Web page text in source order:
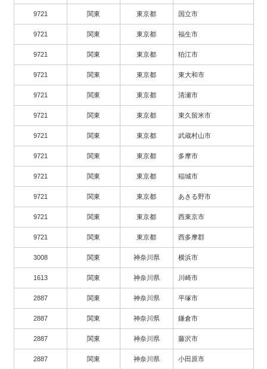
9721 関東 東京都 国立市
9721 関東 東京都 福生市
9721 関東 東京都 狛江市
9721 関東 東京都 東大和市
9721 関東 東京都 清瀬市
9721 関東 東京都 東久留米市
9721 関東 東京都 武蔵村山市
9721 関東 東京都 多摩市
9721 関東 東京都 稲城市
9721 関東 東京都 あきる野市
9721 関東 東京都 西東京市
9721 関東 東京都 西多摩郡
3008 関東 神奈川県 横浜市
1613 関東 神奈川県 川崎市
2887 関東 神奈川県 平塚市
2887 関東 神奈川県 鎌倉市
2887 関東 神奈川県 藤沢市
2887 関東 神奈川県 小田原市